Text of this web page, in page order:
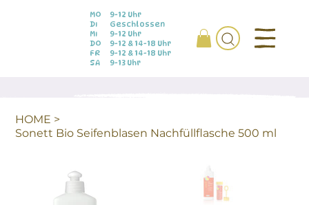
MO
DI
MI
DO
FR
SA
9-12 Uhr
Geschlossen
9-12 Uhr
9-12 & 14-18 Uhr
9-12 & 14-18 Uhr
9-13 Uhr
HOME >
Sonett Bio Seifenblasen Nachfüllflasche 500 ml